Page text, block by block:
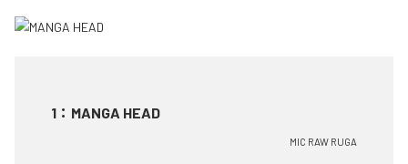
1 ： MANGA HEAD
MIC RAW RUGA